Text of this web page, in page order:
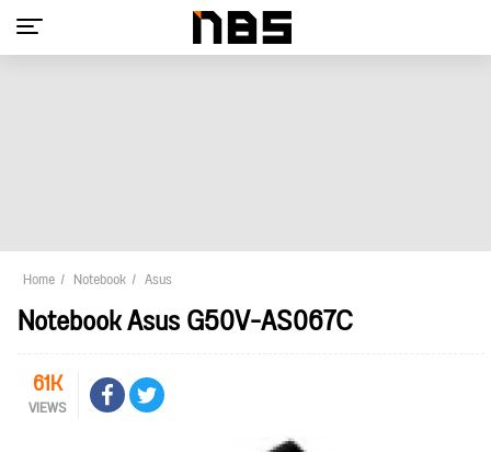
Home Notebook Asus
Notebook Asus G50V-AS067C
61K
VIEWS